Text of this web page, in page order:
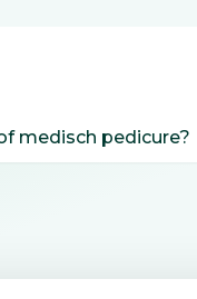
medisch pedicure?